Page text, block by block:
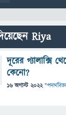
Riya
দূরের গ্যালাক্সি
কেনো?
16 অগাস্ট 2022 "